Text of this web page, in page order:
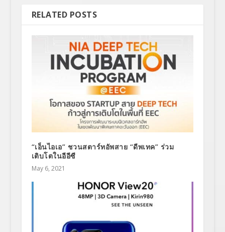
RELATED POSTS
“เอ็นไอเอ” ชวนสตาร์ทอัพสาย “ดีพเทค” ร่วม
เติบโตในอีอีซี
May 6, 2021